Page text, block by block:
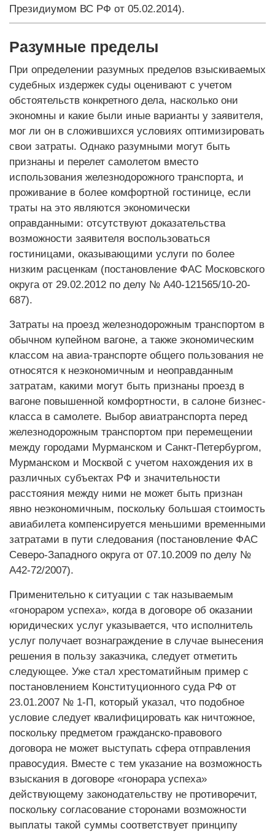
Президиумом ВС РФ от 05.02.2014).
Разумные пределы
При определении разумных пределов взыскиваемых
судебных издержек суды оценивают с учетом
обстоятельств конкретного дела, насколько они
экономны и какие были иные варианты у заявителя,
мог ли он в сложившихся условиях оптимизировать
свои затраты. Однако разумными могут быть
признаны и перелет самолетом вместо
использования железнодорожного транспорта, и
проживание в более комфортной гостинице, если
траты на это являются экономически
оправданными: отсутствуют доказательства
возможности заявителя воспользоваться
гостиницами, оказывающими услуги по более
низким расценкам (постановление ФАС Московского
округа от 29.02.2012 по делу № А40-121565/10-20-
687).
Затраты на проезд железнодорожным транспортом в
обычном купейном вагоне, а также экономическим
классом на авиа-транспорте общего пользования не
относятся к неэкономичным и неоправданным
затратам, какими могут быть признаны проезд в
вагоне повышенной комфортности, в салоне бизнес-
класса в самолете. Выбор авиатранспорта перед
железнодорожным транспортом при перемещении
между городами Мурманском и Санкт-Петербургом,
Мурманском и Москвой с учетом нахождения их в
различных субъектах РФ и значительности
расстояния между ними не может быть признан
явно неэкономичным, поскольку большая стоимость
авиабилета компенсируется меньшими временными
затратами в пути следования (постановление ФАС
Северо-Западного округа от 07.10.2009 по делу №
А42-72/2007).
Применительно к ситуации с так называемым
«гонораром успеха», когда в договоре об оказании
юридических услуг указывается, что исполнитель
услуг получает вознаграждение в случае вынесения
решения в пользу заказчика, следует отметить
следующее. Уже стал хрестоматийным пример с
постановлением Конституционного суда РФ от
23.01.2007 № 1-П, который указал, что подобное
условие следует квалифицировать как ничтожное,
поскольку предметом гражданско-правового
договора не может выступать сфера отправления
правосудия. Вместе с тем указание на возможность
взыскания в договоре «гонорара успеха»
действующему законодательству не противоречит,
поскольку согласование сторонами возможности
выплаты такой суммы соответствует принципу